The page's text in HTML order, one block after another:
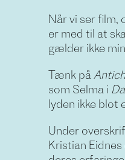
Når vi ser film,
er med til at
gælder ikke
Tænk på
som Selma i
lyden ikke blot
Under
Kristian